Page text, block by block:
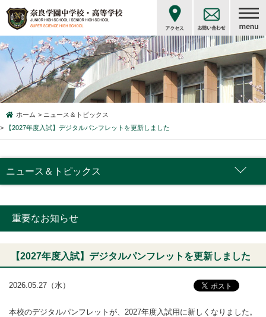
ホーム
ニュース＆トピックス
【2027年度入試】デジタルパンフレットを更新しました
ニュース＆トピックス
重要なお知らせ
【2027年度入試】デジタルパンフレットを更新しました
2026.05.27（水）
本校のデジタルパンフレットが、2027年度入試用に新しくなりました。